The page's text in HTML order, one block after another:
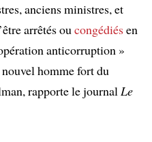
anciens ministres, et
arrêtés oucongédiésen
anticorruption »
homme fort du
rapporte le journalLe